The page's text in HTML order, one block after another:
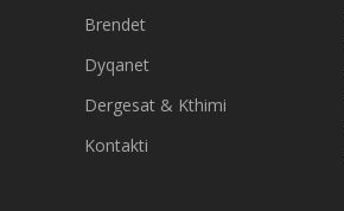
Brendet
Dyqanet
Dergesat & Kthimi
Kontakti